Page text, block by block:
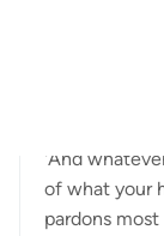
'And
of what your
pardons